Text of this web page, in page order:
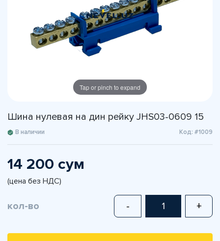
Tap or pinch to expand
Шина нулевая на дин рейку JHS03-0609 15
В наличии Код: #1009
14 200 сум
(цена без НДС)
кол-во - +